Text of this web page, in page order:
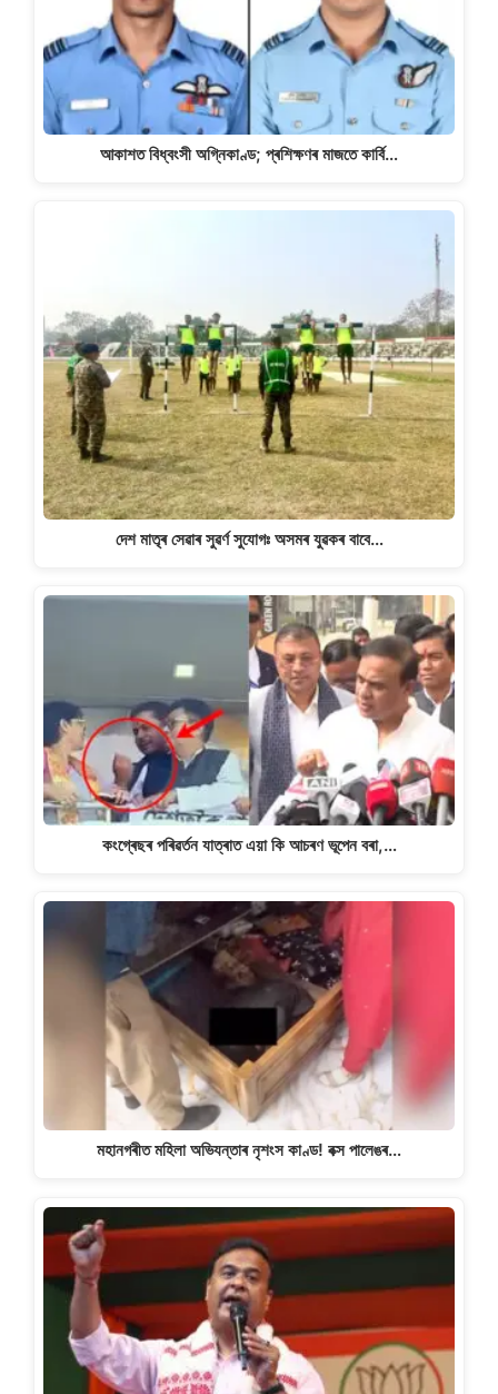
আকাশত বিধ্বংসী অগ্নিকাণ্ড; প্ৰশিক্ষণৰ মাজতে কাৰ্বি…
দেশ মাতৃৰ সেৱাৰ সুৱৰ্ণ সুযোগঃ অসমৰ যুৱকৰ বাবে…
কংগ্ৰেছৰ পৰিৱৰ্তন যাত্ৰাত এয়া কি আচৰণ ভূপেন বৰা,…
মহানগৰীত মহিলা অভিযন্তাৰ নৃশংস কাণ্ড! বক্স পালেঙৰ…